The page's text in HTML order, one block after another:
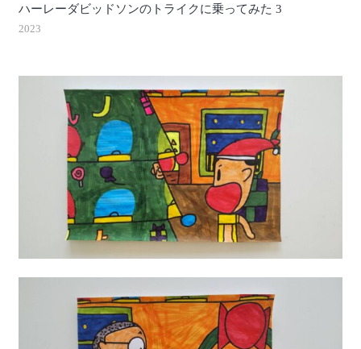
ハーレーダビッドソンのトライクに乗ってみた 3
2023